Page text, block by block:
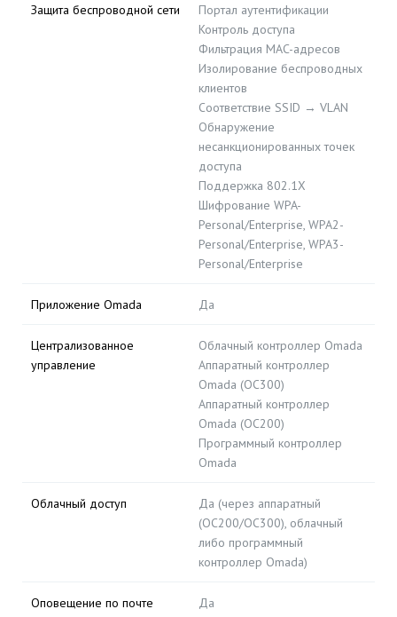
Защита беспроводной сети
Портал аутентификации
Контроль доступа
Фильтрация MAC-адресов
Изолирование беспроводных
клиентов
Соответствие SSID → VLAN
Обнаружение
несанкционированных точек
доступа
Поддержка 802.1X
Шифрование WPA-
Personal/Enterprise, WPA2-
Personal/Enterprise, WPA3-
Personal/Enterprise
Приложение Omada Да
Централизованное
управление
Облачный контроллер Omada
Аппаратный контроллер
Omada (OC300)
Аппаратный контроллер
Omada (OC200)
Программный контроллер
Omada
Облачный доступ
Да (через аппаратный
(OC200/OC300), облачный
либо программный
контроллер Omada)
Оповещение по почте Да